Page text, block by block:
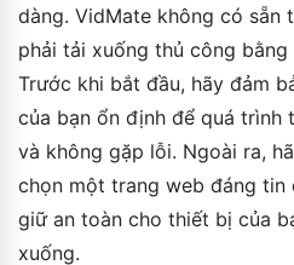
dàng. VidMate không có sẵn
phải tải xuống thủ công bằng
Trước khi bắt đầu, hãy đảm
của bạn ổn định để quá trình
và không gặp lỗi. Ngoài ra,
chọn một trang web đáng tin
giữ an toàn cho thiết bị của
xuống.